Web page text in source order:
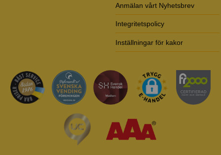
Anmälan vårt Nyhetsbrev
Integritetspolicy
Inställningar för kakor